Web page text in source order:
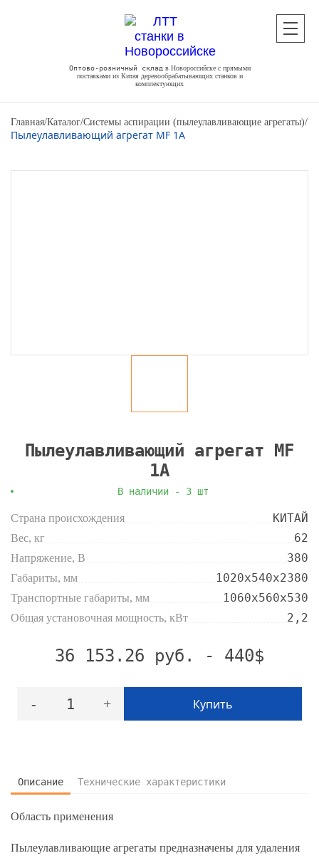
Оптово-розничный склад в Новороссийске с прямыми
поставками из Китая деревообрабатывающих станков и
комплектующих
Главная/Каталог/Системы аспирации (пылеулавливающие агрегаты)/
Пылеулавливающий агрегат MF 1A
Пылеулавливающий агрегат MF
1A
В наличии - 3 шт
Страна происхождения КИТАЙ
Вес, кг 62
Напряжение, В 380
Габариты, мм 1020х540х2380
Транспортные габариты, мм 1060х560х530
Общая установочная мощность, кВт 2,2
36 153.26 руб. - 440$
- 1 + Купить
Описание Технические характеристики
Область применения
Пылеулавливающие агрегаты предназначены для удаления